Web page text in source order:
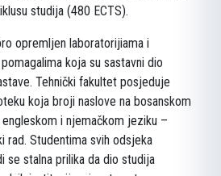
studija (480 ECTS).
opremljen laboratorijiama i
koja su sastavni dio
Tehnički fakultet posjeduje
koja broji naslove na bosanskom
i njemačkom jeziku –
rad. Studentima svih odsjeka
se stalna prilika da dio studija